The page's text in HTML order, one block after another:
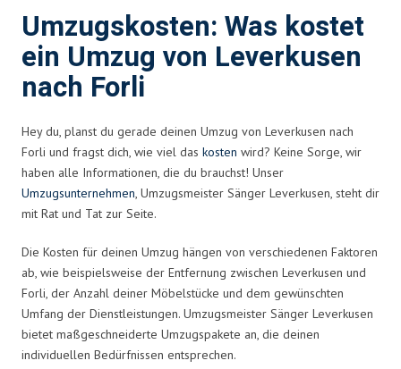
Umzugskosten: Was kostet
ein Umzug von Leverkusen
nach Forli
Hey du, planst du gerade deinen Umzug von Leverkusen nach
Forli und fragst dich, wie viel das kosten wird? Keine Sorge, wir
haben alle Informationen, die du brauchst! Unser
Umzugsunternehmen, Umzugsmeister Sänger Leverkusen, steht dir
mit Rat und Tat zur Seite.
Die Kosten für deinen Umzug hängen von verschiedenen Faktoren
ab, wie beispielsweise der Entfernung zwischen Leverkusen und
Forli, der Anzahl deiner Möbelstücke und dem gewünschten
Umfang der Dienstleistungen. Umzugsmeister Sänger Leverkusen
bietet maßgeschneiderte Umzugspakete an, die deinen
individuellen Bedürfnissen entsprechen.